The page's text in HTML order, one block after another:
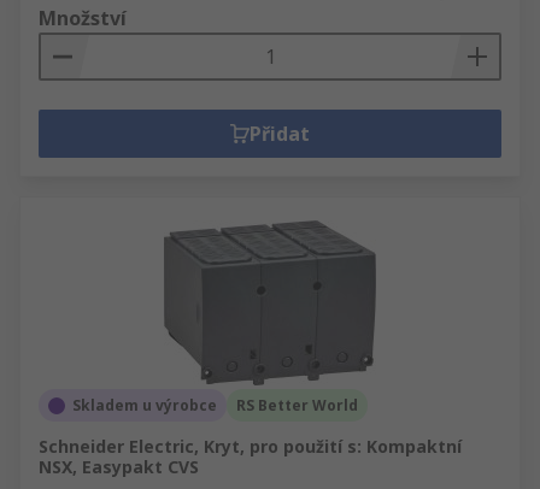
Množství
Přidat
Skladem u výrobce RS Better World
Schneider Electric, Kryt, pro použití s: Kompaktní
NSX, Easypakt CVS